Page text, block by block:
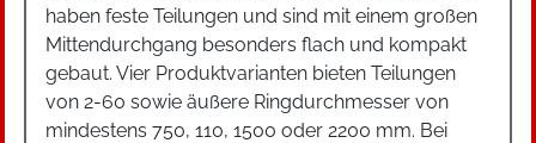
haben feste Teilungen und sind mit einem großen
Mittendurchgang besonders flach und kompakt
gebaut. Vier Produktvarianten bieten Teilungen
von 2-60 sowie äußere Ringdurchmesser von
mindestens 750, 110, 1500 oder 2200 mm. Bei